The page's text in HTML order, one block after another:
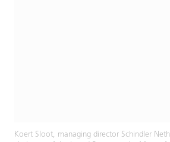
Koert Sloot, managing director Schindler